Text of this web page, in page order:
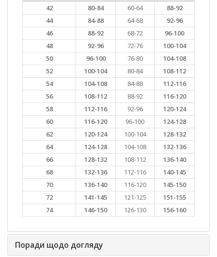
42
80-84 60-64
88-92
44
84-88 64-68
92-96
46
88-92 68-72
96-100
48
92-96 72-76
100-104
50
96-100 76-80
104-108
52
100-104 80-84
108-112
54
104-108 84-88
112-116
56
108-112 88-92
116-120
58
112-116 92-96
120-124
60
116-120 96-100
124-128
62
120-124 100-104
128-132
64
124-128 104-108
132-136
66
128-132 108-112
136-140
68
132-136 112-116
140-145
70
136-140 116-120
145-150
72
141-145 121-125
151-155
74
146-150 126-130 156-160
Поради щодо догляду